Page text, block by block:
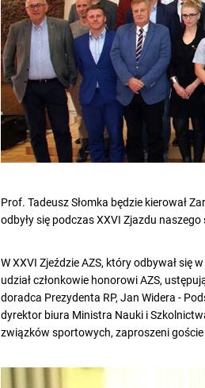
Prof. Tadeusz Słomka będzie kierował
odbyły się podczas XXVI Zjazdu
W XXVI Zjeździe AZS, który odbywał się
udział członkowie honorowi AZS,
doradca Prezydenta RP, Jan Widera -
dyrektor biura Ministra Nauki i
związków sportowych, zaproszeni